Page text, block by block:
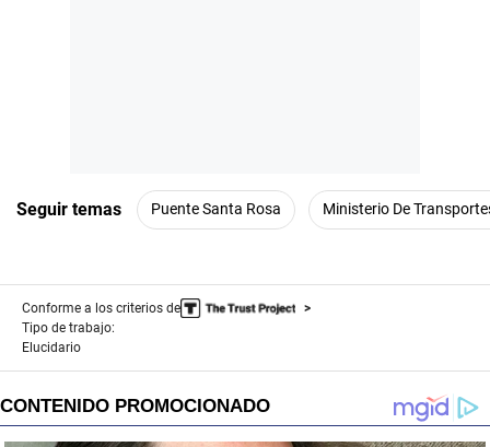
Seguir temas Puente Santa Rosa Ministerio De
Conforme a los criterios de
Tipo de trabajo:
Elucidario